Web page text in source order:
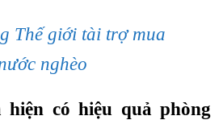
Thế giới tài trợ mua
nghèo
hiện có hiệu quả phòng